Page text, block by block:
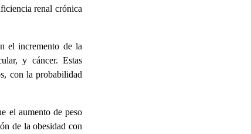
renal crónica
el incremento de la
y cáncer. Estas
con la probabilidad
el aumento de peso
de la obesidad con